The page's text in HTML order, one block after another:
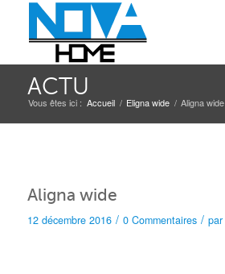
ACTU
Vous êtes ici : Accueil / Eligna wide / Aligna wide
Aligna wide
12 décembre 2016 / 0 Commentaires / par